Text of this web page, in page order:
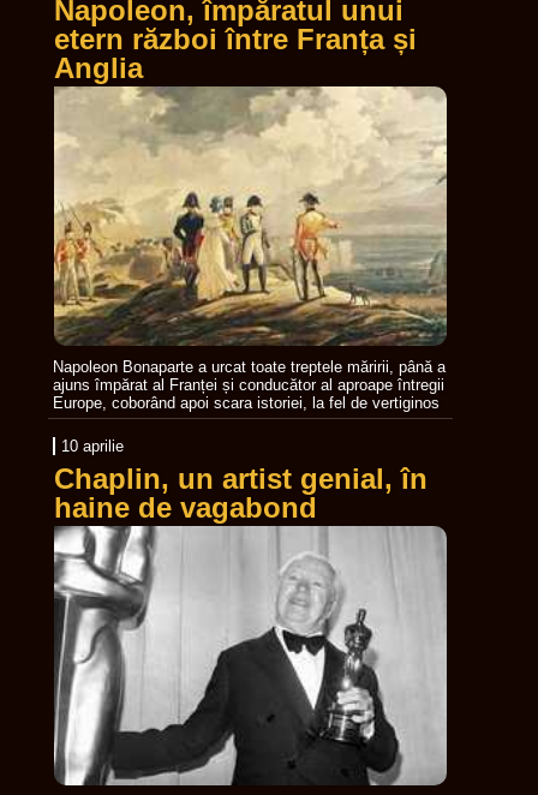
Napoleon, împăratul unui
etern război între Franța și
Anglia
Napoleon Bonaparte a urcat toate treptele măririi, până a
ajuns împărat al Franței și conducător al aproape întregii
Europe, coborând apoi scara istoriei, la fel de vertiginos
10 aprilie
Chaplin, un artist genial, în
haine de vagabond